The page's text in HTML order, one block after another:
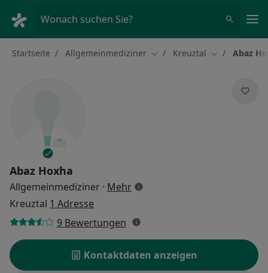
Wonach suchen Sie?
Startseite Allgemeinmediziner Stadt ändern
Kreuztal Stadt ändern
Abaz
Abaz Hoxha
Allgemeinmediziner · Mehrüber Spezialisierungen
Kreuztal 1 Adresse
9 Bewertungen
Kontaktdaten anzeigen